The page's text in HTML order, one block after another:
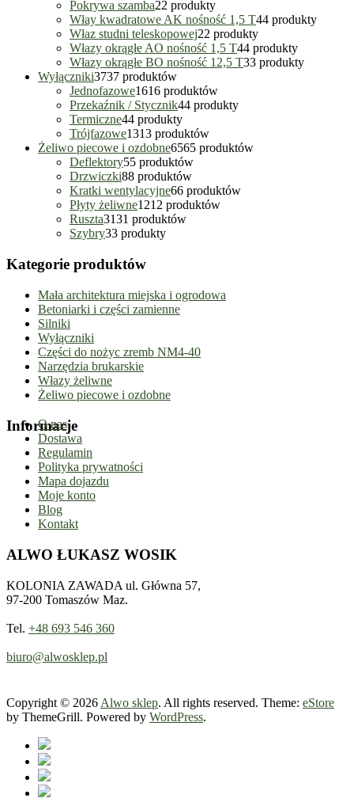
Pokrywa szamba22 produkty
Włay kwadratowe AK nośność 1,5 T44 produkty
Właz studni teleskopowej22 produkty
Włazy okrągłe AO nośność 1,5 T44 produkty
Włazy okrągłe BO nośność 12,5 T33 produkty
Wyłączniki3737 produktów
Jednofazowe1616 produktów
Przekaźnik / Stycznik44 produkty
Termiczne44 produkty
Trójfazowe1313 produktów
Żeliwo piecowe i ozdobne6565 produktów
Deflektory55 produktów
Drzwiczki88 produktów
Kratki wentylacyjne66 produktów
Płyty żeliwne1212 produktów
Ruszta3131 produktów
Szybry33 produkty
Kategorie produktów
Mała architektura miejska i ogrodowa
Betoniarki i części zamienne
Silniki
Wyłączniki
Części do nożyc zremb NM4-40
Narzędzia brukarskie
Włazy żeliwne
Żeliwo piecowe i ozdobne
Informacje
O nas
Dostawa
Regulamin
Polityka prywatności
Mapa dojazdu
Moje konto
Blog
Kontakt
ALWO ŁUKASZ WOSIK
KOLONIA ZAWADA ul. Główna 57,
97-200 Tomaszów Maz.
Tel. +48 693 546 360
biuro@alwosklep.pl
Copyright © 2026 Alwo sklep. All rights reserved. Theme: eStore
by ThemeGrill. Powered by WordPress.